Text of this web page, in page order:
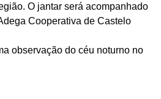
O jantar será acompanhado
Cooperativa de Castelo
observação do céu noturno no